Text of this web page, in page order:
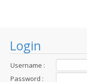
Login
Username :
Password :